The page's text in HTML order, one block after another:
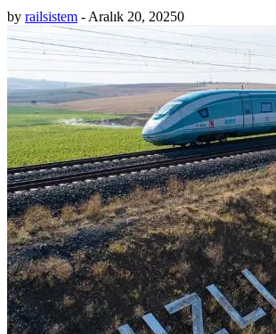
by railsistem - Aralık 20, 20250